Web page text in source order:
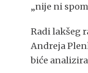
„nije ni
Radi lakšeg
Andreja
biće